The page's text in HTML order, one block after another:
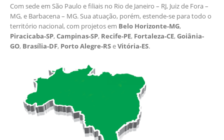
Com sede em São Paulo e filiais no Rio de Janeiro – RJ, Juiz de Fora –
MG, e Barbacena – MG. Sua atuação, porém, estende-se para todo o
território nacional, com projetos em Belo Horizonte-MG,
Piracicaba-SP,Campinas-SP, Recife-PE, Fortaleza-CE,Goiânia-
GO, Brasília-DF, Porto Alegre-RSeVitória-ES.